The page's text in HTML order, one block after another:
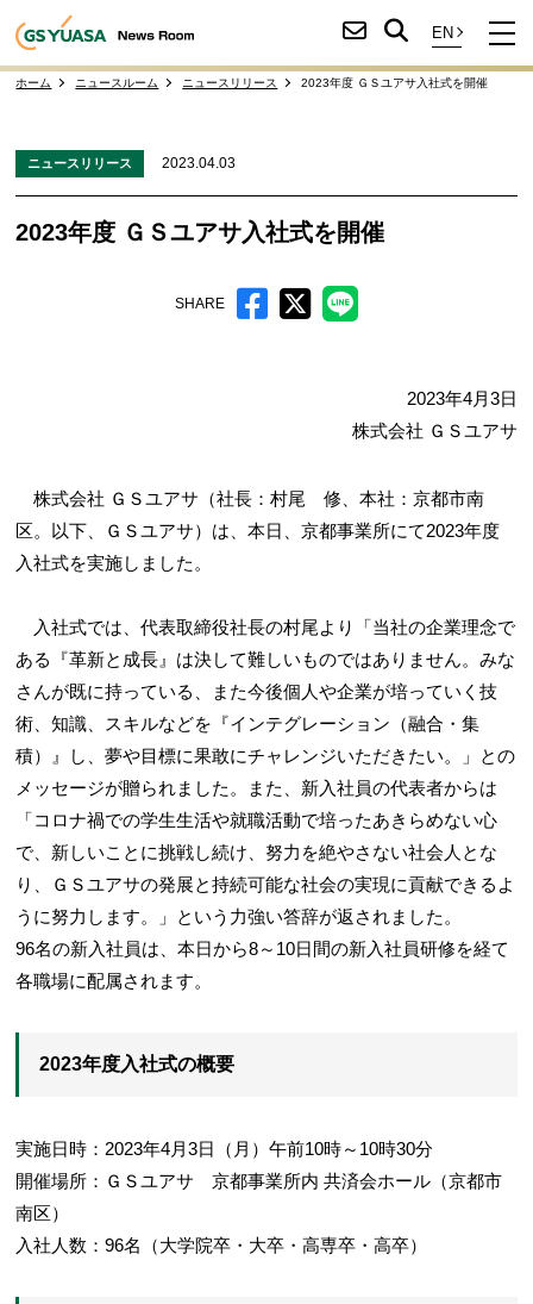
ホーム ニュースルーム ニュースリリース 2023年度 ＧＳユアサ入社式を開催
ニュースリリース 2023.04.03
2023年度 ＧＳユアサ入社式を開催
SHARE
2023年4月3日
株式会社 ＧＳユアサ
株式会社 ＧＳユアサ（社長：村尾 修、本社：京都市南
区。以下、ＧＳユアサ）は、本日、京都事業所にて2023年度
入社式を実施しました。
入社式では、代表取締役社長の村尾より「当社の企業理念で
ある『革新と成長』は決して難しいものではありません。みな
さんが既に持っている、また今後個人や企業が培っていく技
術、知識、スキルなどを『インテグレーション（融合・集
積）』し、夢や目標に果敢にチャレンジいただきたい。」との
メッセージが贈られました。また、新入社員の代表者からは
「コロナ禍での学生生活や就職活動で培ったあきらめない心
で、新しいことに挑戦し続け、努力を絶やさない社会人とな
り、ＧＳユアサの発展と持続可能な社会の実現に貢献できるよ
うに努力します。」という力強い答辞が返されました。
96名の新入社員は、本日から8～10日間の新入社員研修を経て
各職場に配属されます。
2023年度入社式の概要
実施日時：2023年4月3日（月）午前10時～10時30分
開催場所：ＧＳユアサ 京都事業所内 共済会ホール（京都市
南区）
入社人数：96名（大学院卒・大卒・高専卒・高卒）